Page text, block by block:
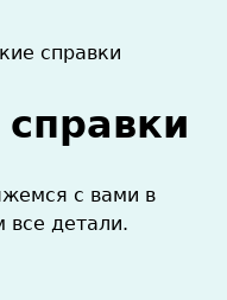
справки
с вами в
все детали.